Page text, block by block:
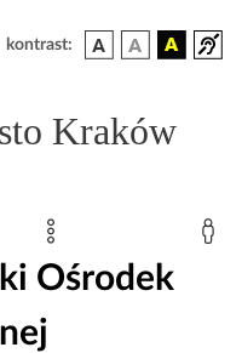
kontrast:
Kraków
Ośrodek